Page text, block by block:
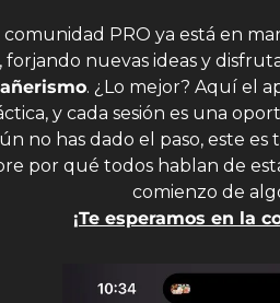
PRO ya está en
. ¿Lo mejor? Aquí el
y cada sesión es una
no has dado el paso, este
por qué todos hablan de
comienzo de
¡Te esperamos en la